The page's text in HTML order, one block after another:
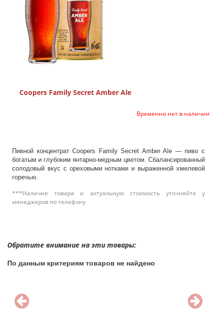
Coopers Family Secret Amber Ale
Временно нет в наличии
Пивной концентрат Coopers Family Secret Amber Ale — пиво с
богатым и глубоким янтарно-медным цветом. Сбалансированный
солодовый вкус с ореховыми нотками и выраженной хмелевой
горечью.
***Наличие товара и актуальную стоимость уточняйте у
менеджеров по телефону
Обратите внимание на эти товары:
По данным критериям товаров не найдено